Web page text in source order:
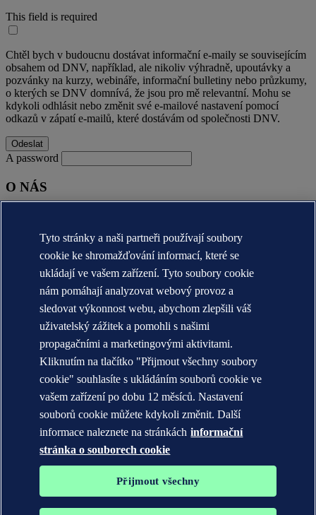
This field is required
Chtěl bych v budoucnu dostávat informační e-maily se souvisejícím
obsahem od DNV, například, ale nikoliv výhradně, upoutávky a
pozvánky na kurzy, webináře, informační bulletiny nebo průzkumy,
o kterých se DNV domnívá, že jsou pro mě relevantní. Mohu se
kdykoli odhlásit nebo změnit své e-mailové nastavení pomocí
odkazů v zápatí e-mailů, které dostávám od společnosti DNV.
A password
O NÁS
Stručná historie (globální)
Annual reports
KONTAKT:
Seznamte se s týmem DNV
Prohlášení o ochraně soukromí
Podmínky použití
Copyright © DNV AS 2026
Informace o cookies
Tyto stránky a naši partneři používají soubory
cookie ke shromažďování informací, které se
ukládají ve vašem zařízení. Tyto soubory cookie
nám pomáhají analyzovat webový provoz a
sledovat výkonnost webu, abychom zlepšili váš
uživatelský zážitek a pomohli s našimi
propagačními a marketingovými aktivitami.
Kliknutím na tlačítko "Přijmout všechny soubory
cookie" souhlasíte s ukládáním souborů cookie ve
vašem zařízení po dobu 12 měsíců. Nastavení
souborů cookie můžete kdykoli změnit. Další
informace naleznete na stránkách informační
stránka o souborech cookie
Přijmout všechny